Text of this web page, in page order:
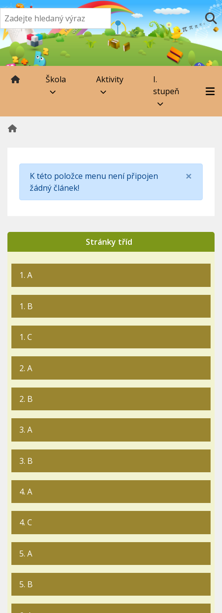
Škola Aktivity
I.
stupeň
×
K této položce menu není připojen
žádný článek!
Stránky tříd
1. A
1. B
1. C
2. A
2. B
3. A
3. B
4. A
4. C
5. A
5. B